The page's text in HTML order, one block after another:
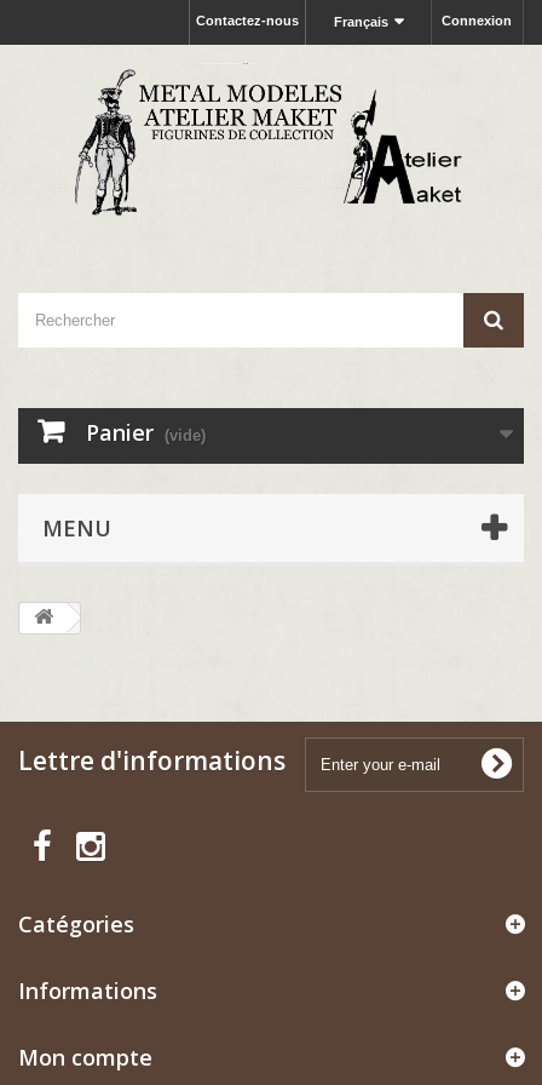
Connexion
Français
Contactez-nous
Panier (vide)
MENU
Lettre d'informations
Catégories
Informations
Mon compte